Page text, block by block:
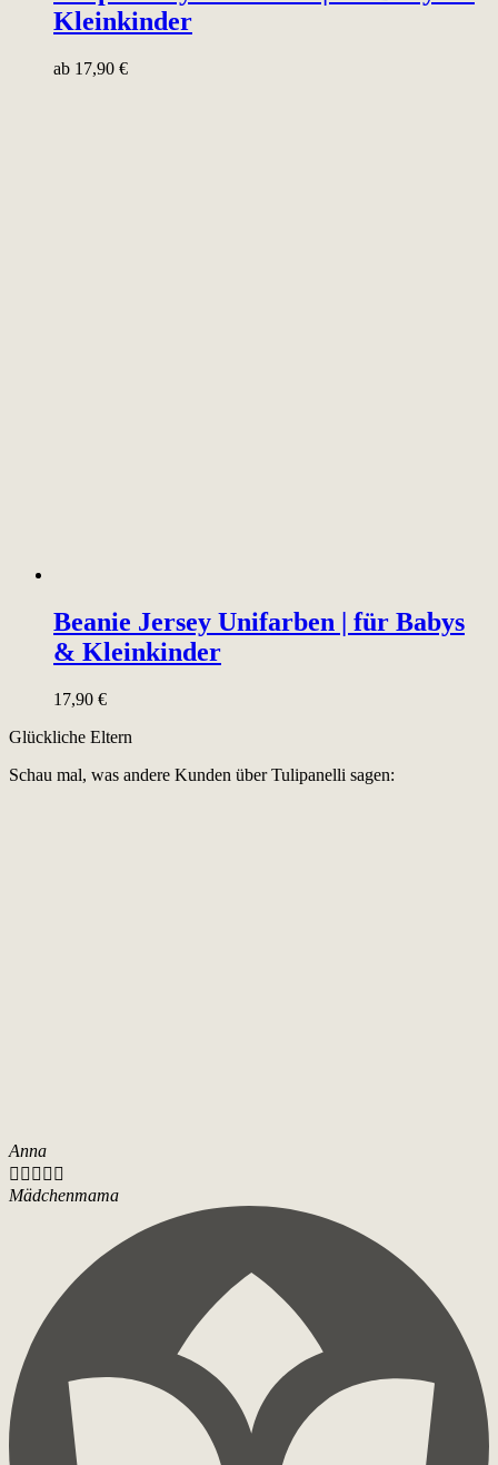
Kleinkinder
ab 17,90 €
Beanie Jersey Unifarben | für Babys
& Kleinkinder
17,90 €
Glückliche Eltern
Schau mal, was andere Kunden über Tulipanelli sagen:
Anna
    
Mädchenmama